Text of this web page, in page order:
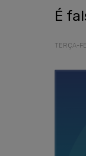
É
TERÇA-